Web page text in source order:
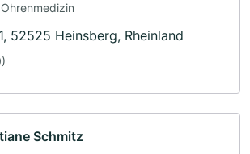
52525 Heinsberg, Rheinland
Schmitz